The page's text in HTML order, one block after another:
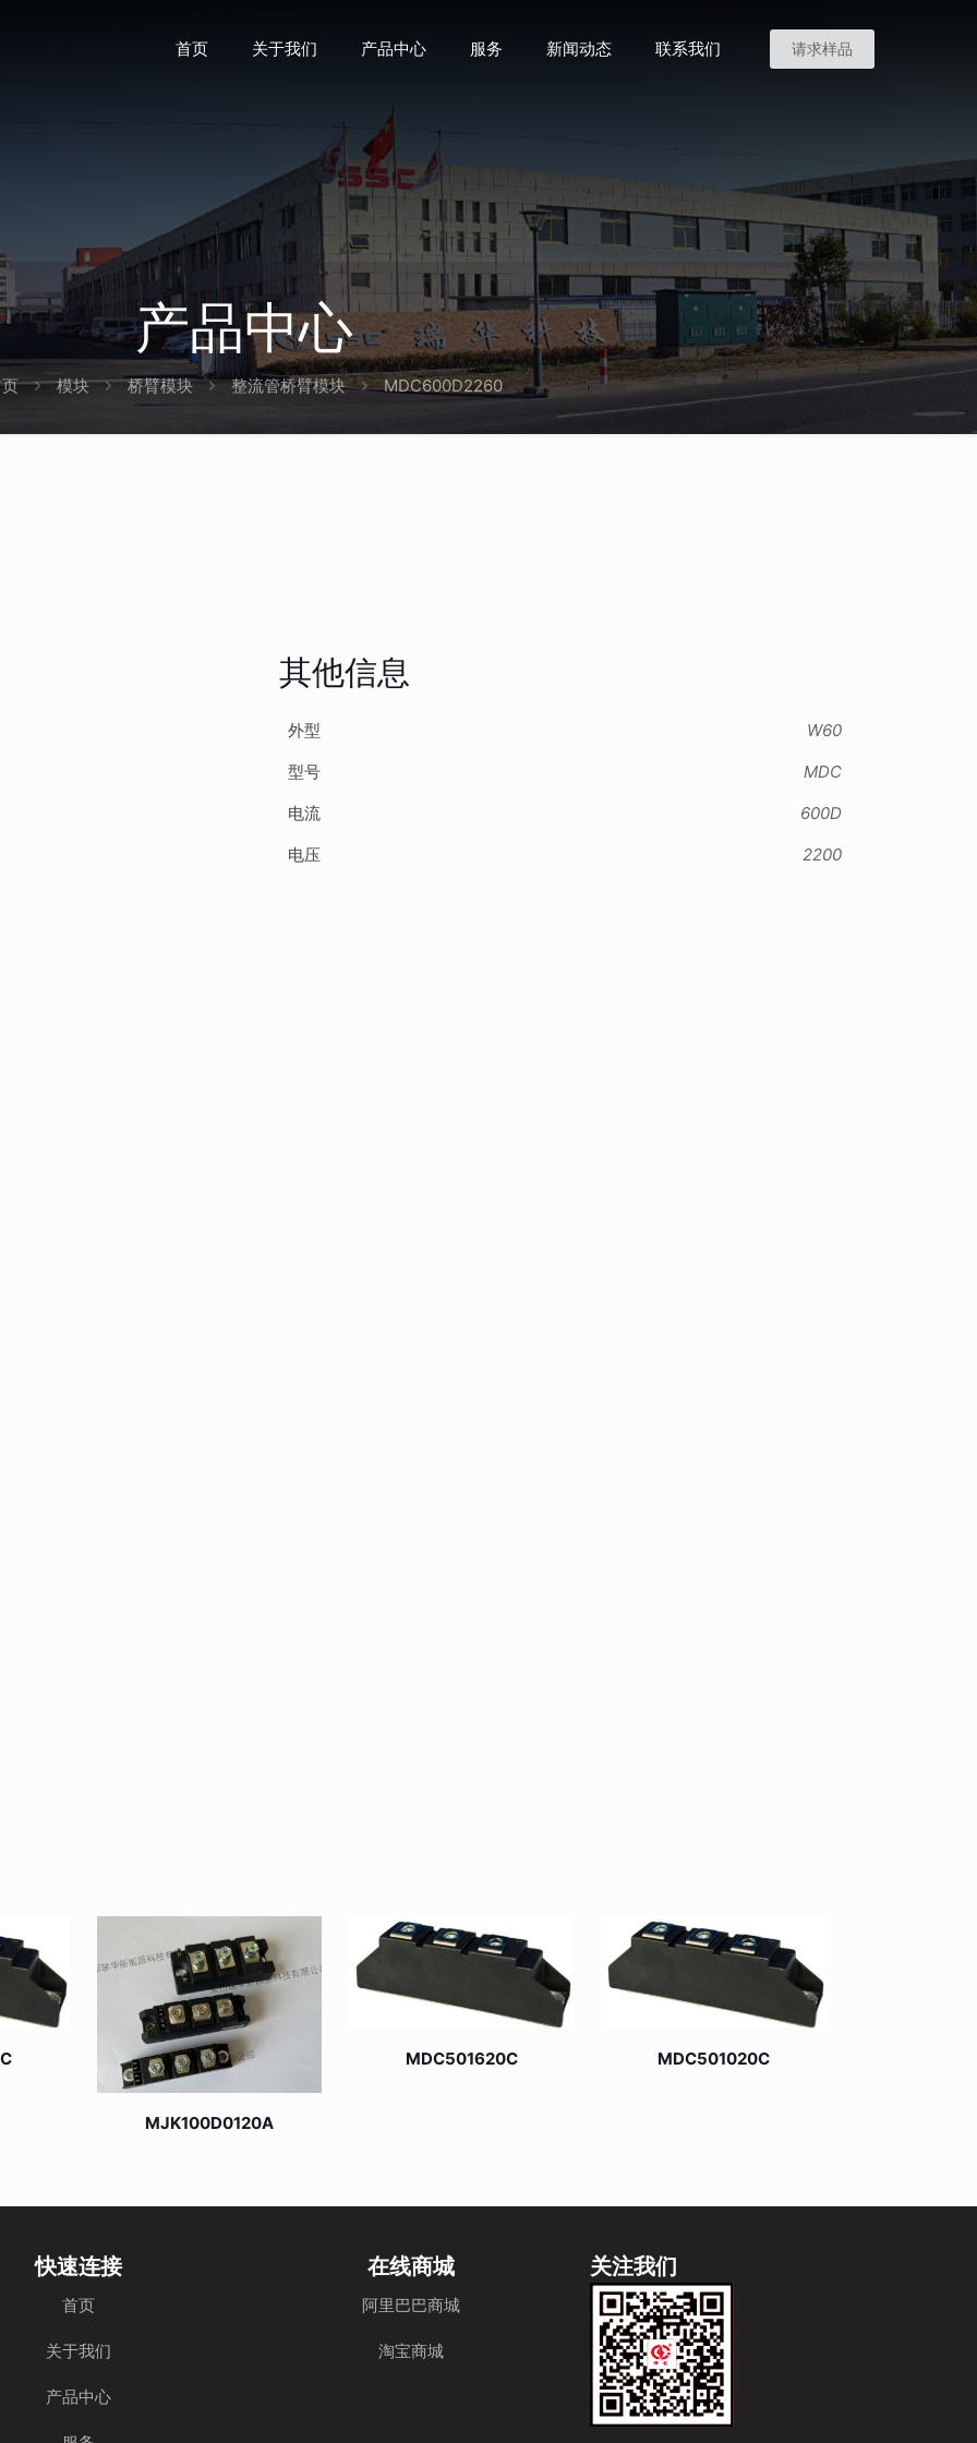
首页 关于我们 产品中心 服务 新闻动态 联系我们 请求样品
产品中心
模块 桥臂模块 整流管桥臂模块 MDC600D2260
其他信息
外型
W60
型号
MDC
电流
600D
电压
2200
MJK100D0120A
MDC501620C MDC501020C
快速连接
首页
关于我们
产品中心
在线商城
阿里巴巴商城
淘宝商城
关注我们